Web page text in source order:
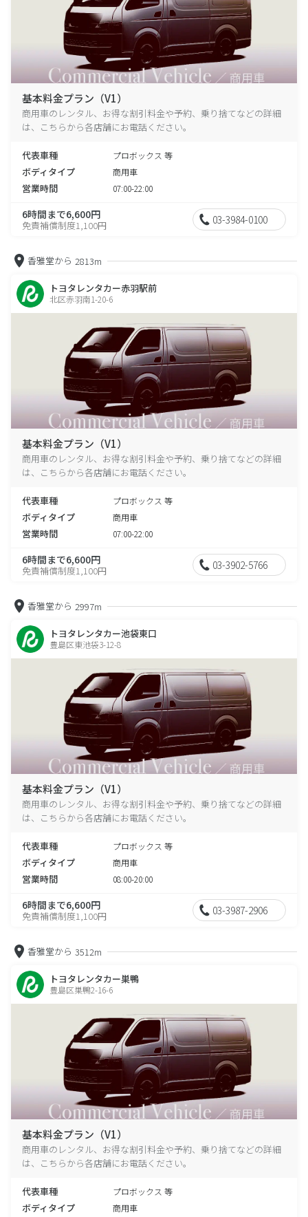
基本料金プラン（V1）
商用車のレンタル、お得な割引料金や予約、乗り捨てなどの詳細
は、こちらから各店舗にお電話ください。
代表車種 プロボックス 等
ボディタイプ 商用車
営業時間 07:00-22:00
6時間まで6,600円
免責補償制度1,100円 03-3984-0100
香雅堂から 2813m
トヨタレンタカー赤羽駅前
北区赤羽南1-20-6
基本料金プラン（V1）
商用車のレンタル、お得な割引料金や予約、乗り捨てなどの詳細
は、こちらから各店舗にお電話ください。
代表車種 プロボックス 等
ボディタイプ 商用車
営業時間 07:00-22:00
6時間まで6,600円
免責補償制度1,100円 03-3902-5766
香雅堂から 2997m
トヨタレンタカー池袋東口
豊島区東池袋3-12-8
基本料金プラン（V1）
商用車のレンタル、お得な割引料金や予約、乗り捨てなどの詳細
は、こちらから各店舗にお電話ください。
代表車種 プロボックス 等
ボディタイプ 商用車
営業時間 08:00-20:00
6時間まで6,600円
免責補償制度1,100円 03-3987-2906
香雅堂から 3512m
トヨタレンタカー巣鴨
豊島区巣鴨2-16-6
基本料金プラン（V1）
商用車のレンタル、お得な割引料金や予約、乗り捨てなどの詳細
は、こちらから各店舗にお電話ください。
代表車種 プロボックス 等
ボディタイプ 商用車